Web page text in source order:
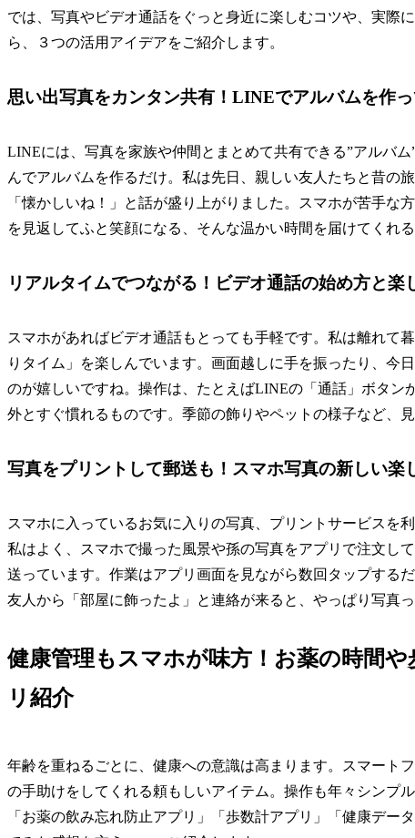
では、写真やビデオ通話をぐっと身近に楽しむコツや、実際
ら、３つの活用アイデアをご紹介します。
思い出写真をカンタン共有！LINEでアルバムを作っ
LINEには、写真を家族や仲間とまとめて共有できる”アルバ
んでアルバムを作るだけ。私は先日、親しい友人たちと昔の
「懐かしいね！」と話が盛り上がりました。スマホが苦手
を見返してふと笑顔になる、そんな温かい時間を届けてくれ
リアルタイムでつながる！ビデオ通話の始め方と楽
スマホがあればビデオ通話もとっても手軽です。私は離れて
りタイム」を楽しんでいます。画面越しに手を振ったり、今
のが嬉しいですね。操作は、たとえばLINEの「通話」ボタ
外とすぐ慣れるものです。季節の飾りやペットの様子など、
写真をプリントして郵送も！スマホ写真の新しい楽
スマホに入っているお気に入りの写真、プリントサービスを
私はよく、スマホで撮った風景や孫の写真をアプリで注文し
送っています。作業はアプリ画面を見ながら数回タップする
友人から「部屋に飾ったよ」と連絡が来ると、やっぱり写真
健康管理もスマホが味方！お薬の時間
リ紹介
年齢を重ねるごとに、健康への意識は高まります。スマート
の手助けをしてくれる頼もしいアイテム。操作も年々シンプ
「お薬の飲み忘れ防止アプリ」「歩数計アプリ」「健康デー